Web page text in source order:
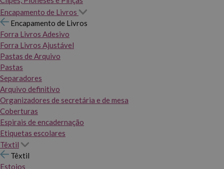
Encapamento de Livros
Encapamento de Livros
Forra Livros Adesivo
Forra Livros Ajustável
Pastas de Arquivo
Pastas
Separadores
Arquivo definitivo
Organizadores de secretária e de mesa
Coberturas
Espirais de encadernação
Etiquetas escolares
Têxtil
Têxtil
Estojos